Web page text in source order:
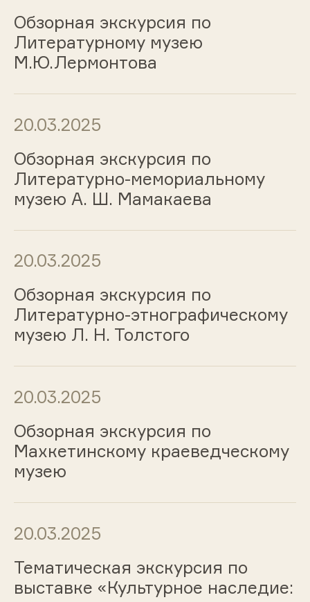
Обзорная экскурсия по
Литературному музею
М.Ю.Лермонтова
20.03.2025
Обзорная экскурсия по
Литературно-мемориальному
музею А. Ш. Мамакаева
20.03.2025
Обзорная экскурсия по
Литературно-этнографическому
музею Л. Н. Толстого
20.03.2025
Обзорная экскурсия по
Махкетинскому краеведческому
музею
20.03.2025
Тематическая экскурсия по
выставке «Культурное наследие: